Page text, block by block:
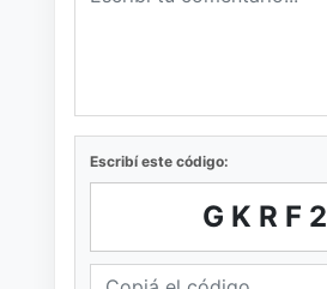
Escribí este código:
GKRF2